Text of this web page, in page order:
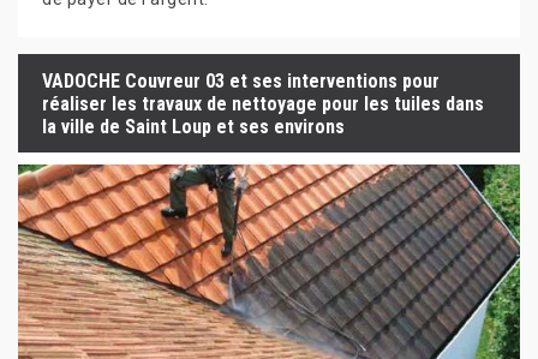
VADOCHE Couvreur 03 et ses interventions pour
réaliser les travaux de nettoyage pour les tuiles dans
la ville de Saint Loup et ses environs